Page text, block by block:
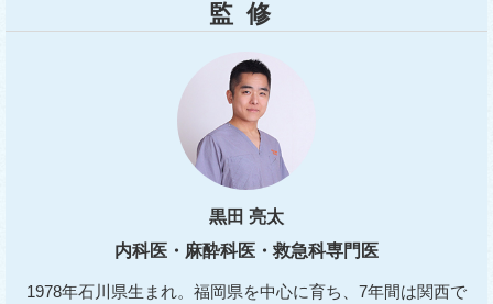
監修
黒田 亮太
内科医・麻酔科医・救急科専門医
1978年石川県生まれ。福岡県を中心に育ち、7年間は関西で